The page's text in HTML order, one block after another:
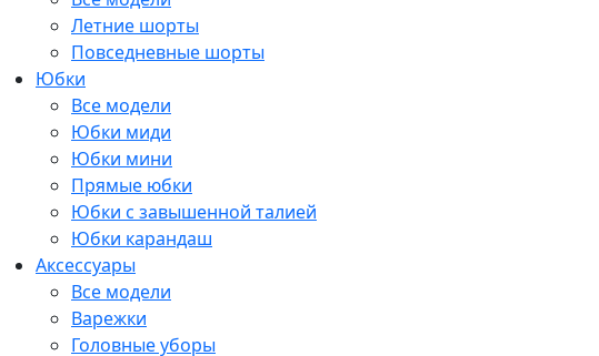
Летние шорты
Повседневные шорты
Юбки
Все модели
Юбки миди
Юбки мини
Прямые юбки
Юбки с завышенной талией
Юбки карандаш
Аксессуары
Все модели
Варежки
Головные уборы